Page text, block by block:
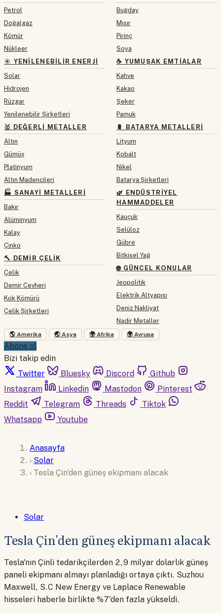
Petrol
Doğalgaz
Kömür
Nükleer
☀️ YENILENEBILIR ENERJI
Solar
Hidrojen
Rüzgar
Yenilenebilir Şirketleri
🥇 DEĞERLI METALLER
Altın
Gümüş
Platinyum
Altın Madencileri
🏭 SANAYI METALLERI
Bakır
Alüminyum
Kalay
Çinko
🔨 DEMIR ÇELIK
Çelik
Demir Cevheri
Kok Kömürü
Çelik Şirketleri
Buğday
Mısır
Pirinç
Soya
☕ YUMUŞAK EMTIALAR
Kahve
Kakao
Şeker
Pamuk
🔋 BATARYA METALLERI
Lityum
Kobalt
Nikel
Batarya Şirketleri
🌿 ENDÜSTRIYEL
HAMMADDELER
Kauçuk
Selüloz
Gübre
Bitkisel Yağ
🌐 GÜNCEL KONULAR
Jeopolitik
Elektrik Altyapısı
Deniz Nakliyat
Nadir Metaller
🌎 Amerika 🌏 Asya 🌍 Afrika 🌍 Avrupa
Abone ol
Bizi takip edin
Twitter
Bluesky Discord
Github
Instagram
Linkedin Mastodon
Pinterest
Reddit
Telegram Threads
Tiktok
Whatsapp
Youtube
Anasayfa
› Solar
› Tesla Çin'den güneş ekipmanı alacak
Solar
Tesla Çin'den güneş ekipmanı alacak
Tesla'nın Çinli tedarikçilerden 2,9 milyar dolarlık güneş
paneli ekipmanı almayı planladığı ortaya çıktı. Suzhou
Maxwell, S.C New Energy ve Laplace Renewable
hisseleri haberle birlikte %7'den fazla yükseldi.